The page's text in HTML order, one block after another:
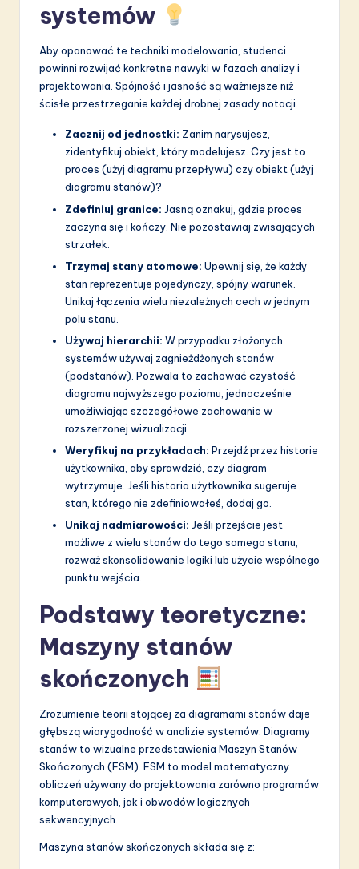
systemów
Aby opanować te techniki modelowania, studenci
powinni rozwijać konkretne nawyki w fazach analizy i
projektowania. Spójność i jasność są ważniejsze niż
ścisłe przestrzeganie każdej drobnej zasady notacji.
Zacznij od jednostki: Zanim narysujesz,
zidentyfikuj obiekt, który modelujesz. Czy jest to
proces (użyj diagramu przepływu) czy obiekt (użyj
diagramu stanów)?
Zdefiniuj granice: Jasną oznakuj, gdzie proces
zaczyna się i kończy. Nie pozostawiaj zwisających
strzałek.
Trzymaj stany atomowe: Upewnij się, że każdy
stan reprezentuje pojedynczy, spójny warunek.
Unikaj łączenia wielu niezależnych cech w jednym
polu stanu.
Używaj hierarchii: W przypadku złożonych
systemów używaj zagnieżdżonych stanów
(podstanów). Pozwala to zachować czystość
diagramu najwyższego poziomu, jednocześnie
umożliwiając szczegółowe zachowanie w
rozszerzonej wizualizacji.
Weryfikuj na przykładach: Przejdź przez historie
użytkownika, aby sprawdzić, czy diagram
wytrzymuje. Jeśli historia użytkownika sugeruje
stan, którego nie zdefiniowałeś, dodaj go.
Unikaj nadmiarowości: Jeśli przejście jest
możliwe z wielu stanów do tego samego stanu,
rozważ skonsolidowanie logiki lub użycie wspólnego
punktu wejścia.
Podstawy teoretyczne:
Maszyny stanów
skończonych
Zrozumienie teorii stojącej za diagramami stanów daje
głębszą wiarygodność w analizie systemów. Diagramy
stanów to wizualne przedstawienia Maszyn Stanów
Skończonych (FSM). FSM to model matematyczny
obliczeń używany do projektowania zarówno programów
komputerowych, jak i obwodów logicznych
sekwencyjnych.
Maszyna stanów skończonych składa się z: